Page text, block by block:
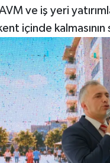
ve iş yeri
içinde